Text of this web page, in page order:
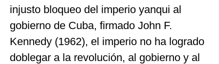
injusto bloqueo del imperio yanqui al
gobierno de Cuba, firmado John F.
Kennedy (1962), el imperio no ha logrado
doblegar a la revolución, al gobierno y al